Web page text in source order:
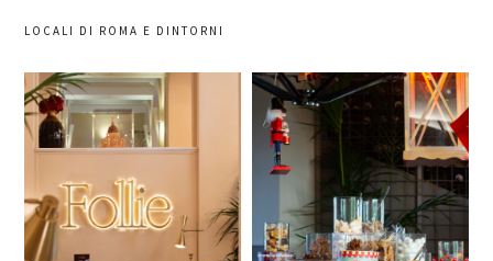
LOCALI DI ROMA E DINTORNI